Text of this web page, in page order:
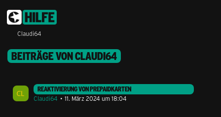
Claudi64
BEITRÄGE VON CLAUDI64
REAKTIVIERUNG VON PREPAIDKARTEN
Claudi64
11. März 2024 um 18:04